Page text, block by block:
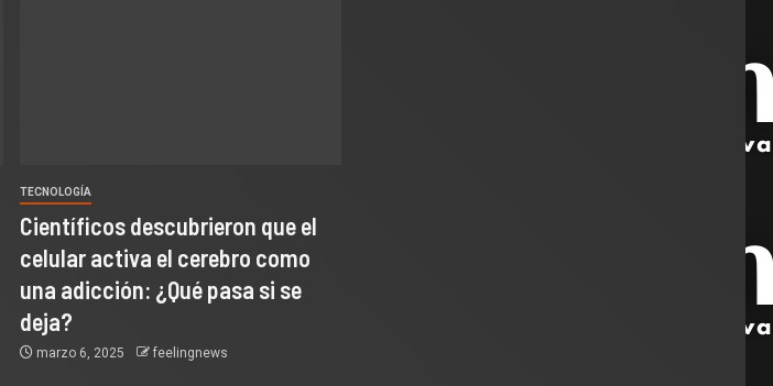
TECNOLOGÍA
Científicos descubrieron que el
celular activa el cerebro como
una adicción: ¿Qué pasa si se
deja?
marzo 6, 2025 feelingnews